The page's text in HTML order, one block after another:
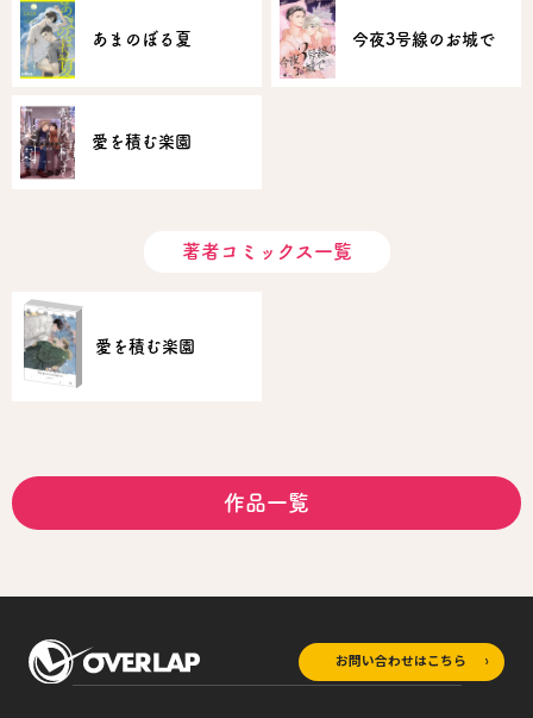
あまのぼる夏 今夜3号線のお城で
愛を積む楽園
著者コミックス一覧
愛を積む楽園
作品一覧
お問い合わせはこちら